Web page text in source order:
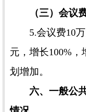
（三）会议
5.会议费10万
元，增长100%
划增加。
六、一般公